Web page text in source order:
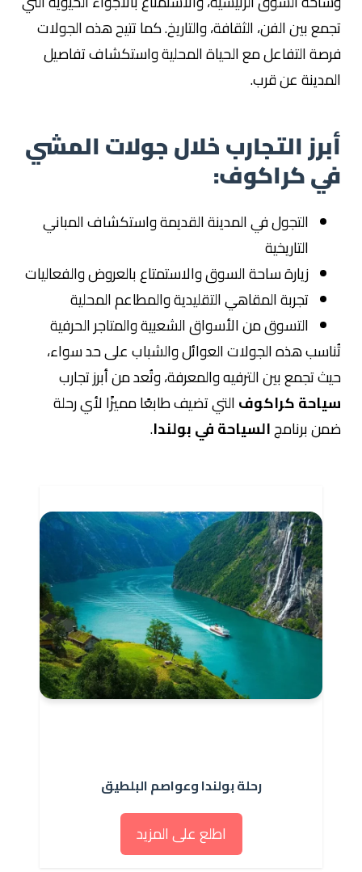
تجمع بين الفن، الثقافة، والتاريخ. كما تتيح هذه الجولات
فرصة التفاعل مع الحياة المحلية واستكشاف تفاصيل
المدينة عن قرب.
أبرز التجارب خلال جولات المشي
في كراكوف:
التجول في المدينة القديمة واستكشاف المباني
التاريخية
زيارة ساحة السوق والاستمتاع بالعروض والفعاليات
تجربة المقاهي التقليدية والمطاعم المحلية
التسوق من الأسواق الشعبية والمتاجر الحرفية
تُناسب هذه الجولات العوائل والشباب على حد سواء،
حيث تجمع بين الترفيه والمعرفة، وتُعد من أبرز تجارب
سياحة كراكوفالتي تضيف طابعًا مميزًا لأي رحلة
ضمن برنامجالسياحة في بولندا.
رحلة بولندا وعواصم البلطيق
اطلع على المزيد